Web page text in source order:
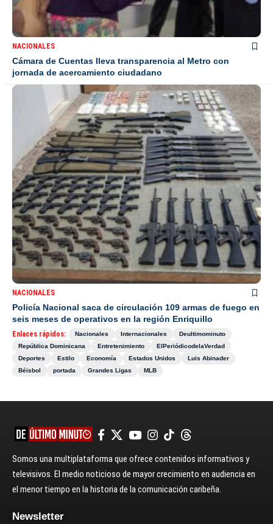
NACIONALES
Cámara de Cuentas lleva transparencia al Metro con
jornada de acercamiento ciudadano
NACIONALES
Policía Nacional saca de circulación 109 armas de fuego en
seis meses de operativos en la región Enriquillo
Enlaces rápidos: Nacionales Internacionales
Deultimominuto
República Dominicana
Entretenimiento
ElPeriódicodelaVerdad
Deportes
Estilo Economía Estados Unidos
Luis Abinader
Béisbol
portada Grandes Ligas MLB
Somos una multiplataforma que ofrece contenidos informativos y
televisivos. El medio noticioso de mayor crecimiento en audiencia en
el menor tiempo en la historia de la comunicación caribeña.
Newsletter